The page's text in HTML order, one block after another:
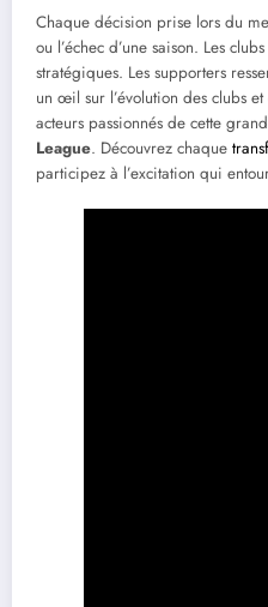
Chaque décision prise lors du
ou l’échec d’une saison. Les
stratégiques. Les supporters
un œil sur l’évolution des clubs
acteurs passionnés de cette
League. Découvrez chaque
participez à l’excitation qui